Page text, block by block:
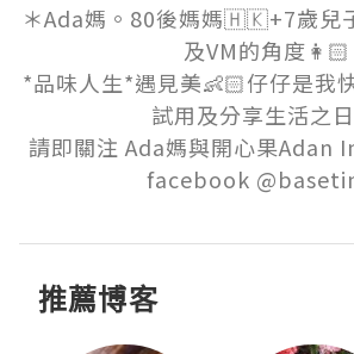
＊Ada媽。80後媽媽🇭🇰+7歲
及VM的角度👩🏻‍
*品味人生*遇見美👶🏻仔仔是我
試用及分享生活之
請即關注 Ada媽與開心果Adan
推薦博客